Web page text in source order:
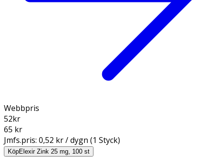
Webbpris
52kr
65 kr
Jmfs.pris: 0,52 kr / dygn (1 Styck)
KöpElexir Zink 25 mg, 100 st